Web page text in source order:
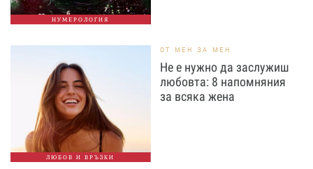
НУМЕРОЛОГИЯ
ЛЮБОВ И ВРЪЗКИ
ОТ МЕН ЗА МЕН
Не е нужно да заслужиш
любовта: 8 напомняния
за всяка жена